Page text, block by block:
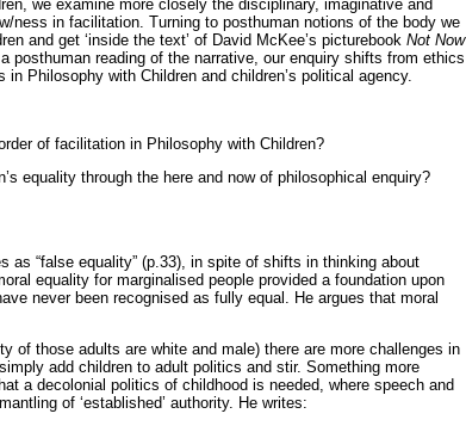
we examine more closely the disciplinary, imaginative and
ness in facilitation. Turning to posthuman notions of the body we
and get ‘inside the text’ of David McKee’s picturebook Not Now
posthuman reading of the narrative, our enquiry shifts from ethics
Philosophy with Children and children’s political agency.
of facilitation in Philosophy with Children?
equality through the here and now of philosophical enquiry?
“false equality” (p.33), in spite of shifts in thinking about
equality for marginalised people provided a foundation upon
never been recognised as fully equal. He argues that moral
of those adults are white and male) there are more challenges in
add children to adult politics and stir. Something more
a decolonial politics of childhood is needed, where speech and
of ‘established’ authority. He writes: